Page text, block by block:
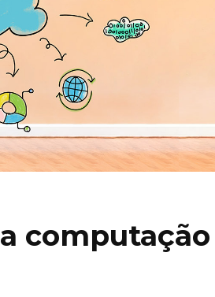
computação